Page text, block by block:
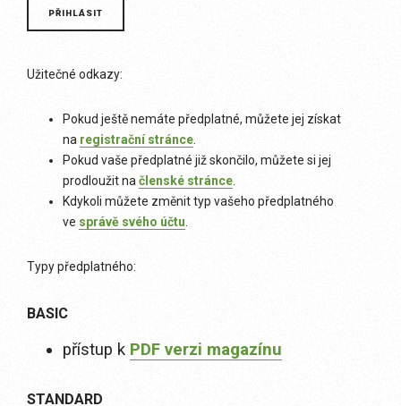
Užitečné odkazy:
Pokud ještě nemáte předplatné, můžete jej získat
na registrační stránce
Pokud vaše předplatné již skončilo, můžete si jej
prodloužit na členské stránce
Kdykoli můžete změnit typ vašeho předplatného
ve správě svého účtu
Typy předplatného:
BASIC
přístup k PDF verzi magazínu
STANDARD